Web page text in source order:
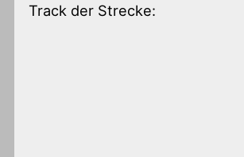
Track der Strecke: